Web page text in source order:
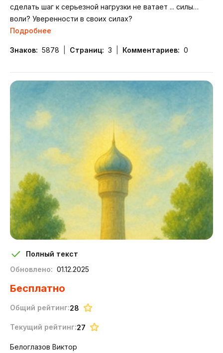
сделать шаг к серьезной нагрузки не ватает ... силы
воли? Уверенности в своих силах?
Подробнее
Знаков: 5878 Страниц: 3 Комментариев: 0
Белоглазов Виктор
Полный текст
Обновлено: 01.12.2025
Бесплатно
Общий рейтинг:28
Текущий рейтинг:27